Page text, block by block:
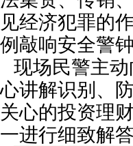
见经济犯罪的
例敲响安全警钟
现场民警主
心讲解识别、
关心的投资理
一进行细致解